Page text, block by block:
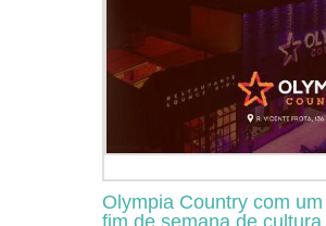
Olympia Country com
fim de semana de cultura